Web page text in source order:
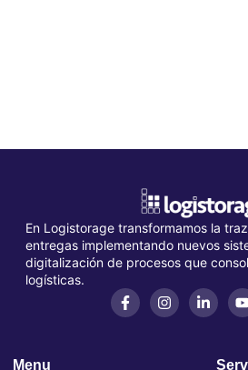
En Logistorage transformamos la
entregas implementando nuevos
digitalización de procesos que
logísticas.
Menu